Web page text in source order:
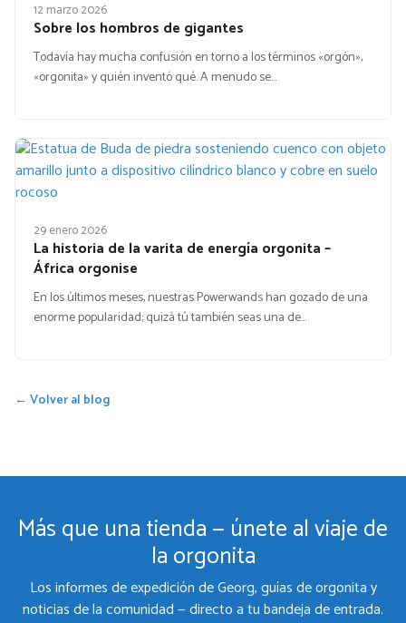
12 marzo 2026
Sobre los hombros de gigantes
Todavía hay mucha confusión en torno a los términos «orgón»,
«orgonita» y quién inventó qué. A menudo se…
29 enero 2026
La historia de la varita de energía orgonita –
África orgonise
En los últimos meses, nuestras Powerwands han gozado de una
enorme popularidad; quizá tú también seas una de…
← Volver al blog
Más que una tienda — únete al viaje de
la orgonita
Los informes de expedición de Georg, guías de orgonita y
noticias de la comunidad — directo a tu bandeja de entrada.